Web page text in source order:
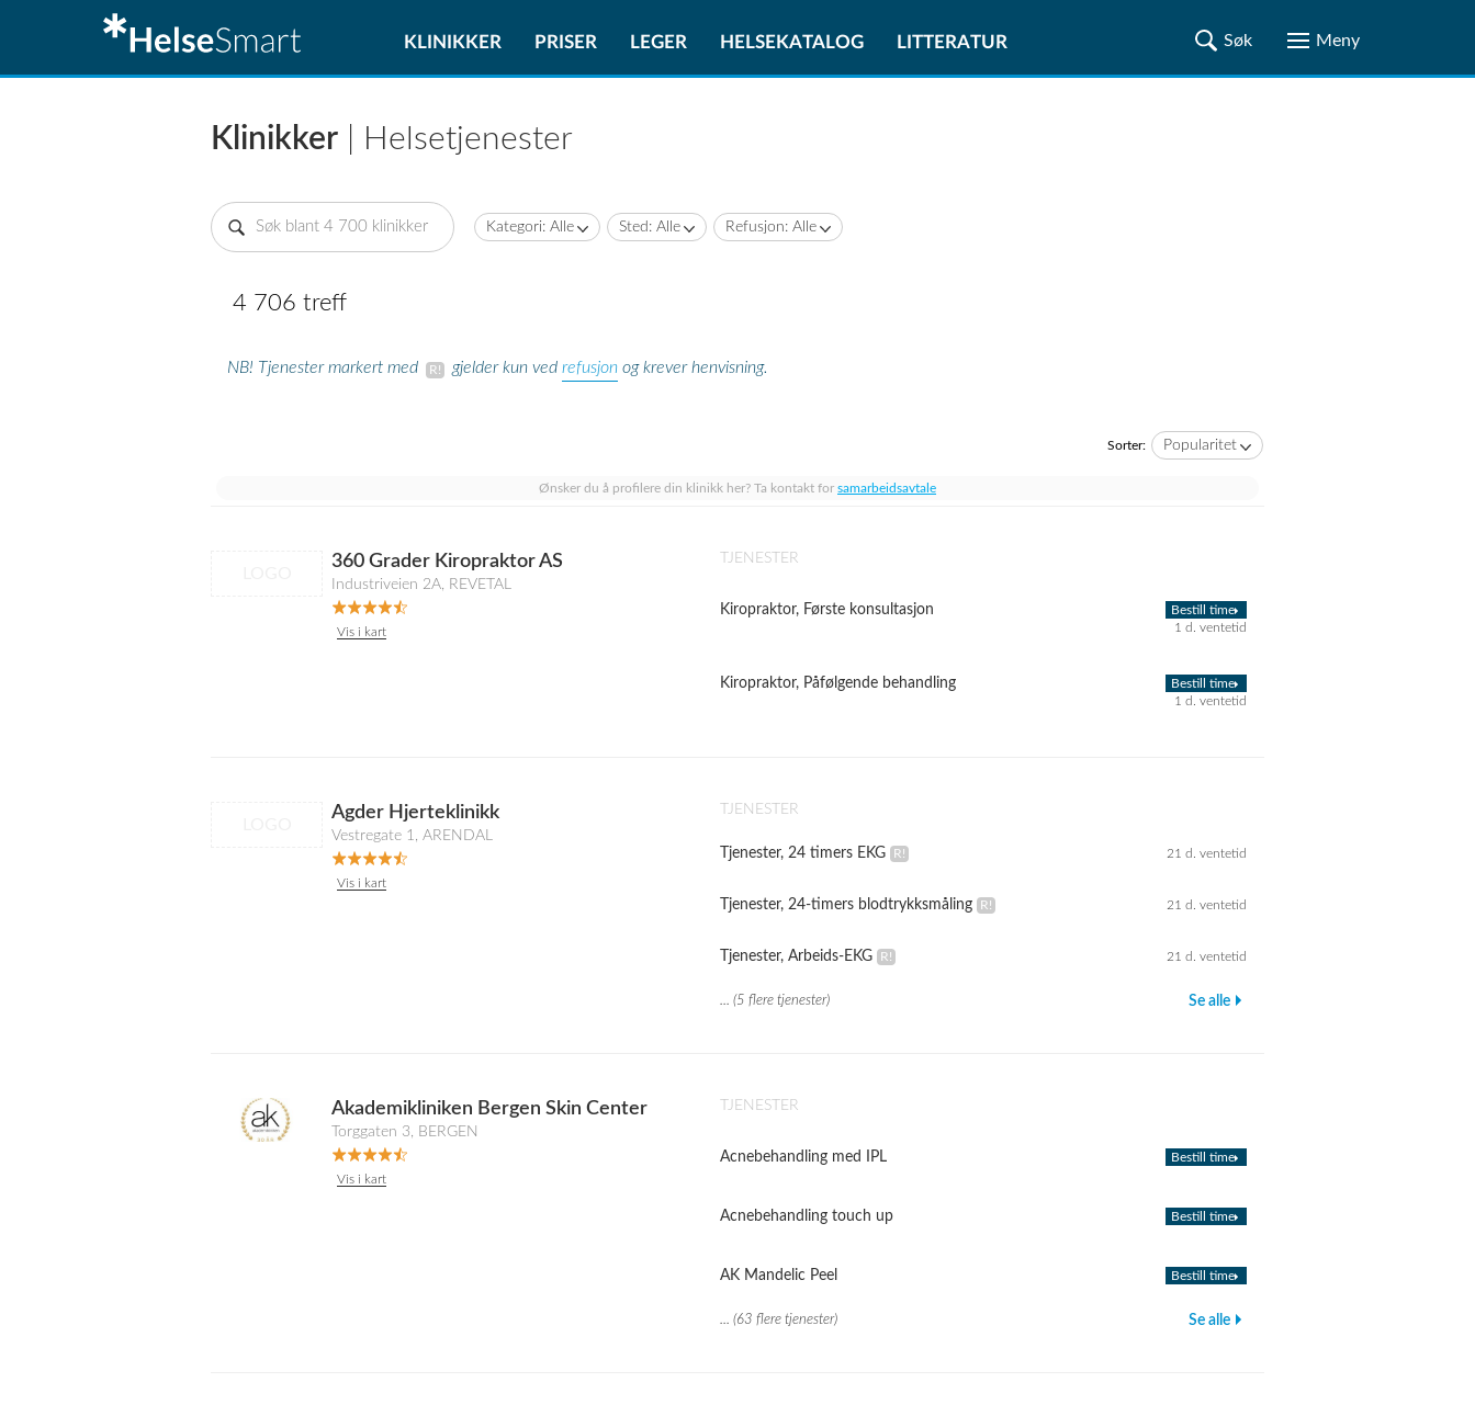
KLINIKKER PRISER LEGER HELSEKATALOG LITTERATUR
Klinikker | Helsetjenester
Kategori: Alle Sted: Alle Refusjon: Alle
4 706 treff
NB! Tjenester markert med gjelder kun ved refusjon og krever henvisning.
Sorter: Popularitet
Ønsker du å profilere din klinikk her? Ta kontakt for samarbeidsavtale
360 Grader Kiropraktor AS
Industriveien 2A, REVETAL
Vis i kart
TJENESTER
Kiropraktor, Første konsultasjon
Bestill time
1 d. ventetid
Kiropraktor, Påfølgende behandling
Bestill time
1 d. ventetid
Agder Hjerteklinikk
Vestregate 1, ARENDAL
Vis i kart
TJENESTER
Tjenester, 24 timers EKG 21 d. ventetid
Tjenester, 24-timers blodtrykksmåling 21 d. ventetid
Tjenester, Arbeids-EKG 21 d. ventetid
... (5 flere tjenester) Se alle
Akademikliniken Bergen Skin Center
Torggaten 3, BERGEN
Vis i kart
TJENESTER
Acnebehandling med IPL Bestill time
Acnebehandling touch up Bestill time
AK Mandelic Peel Bestill time
... (63 flere tjenester) Se alle